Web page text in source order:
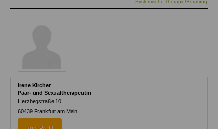
Systemische Therapie/Beratung
Irene Kircher
Paar- und Sexualtherapeutin
Herzbegstraße 10
60439 Frankfurt am Main